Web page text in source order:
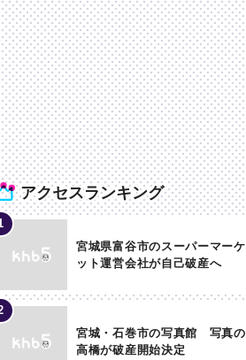
アクセスランキング
宮城県富谷市のスーパーマーケ
ット運営会社が自己破産へ
宮城・石巻市の写真館 写真の
高橋が破産開始決定